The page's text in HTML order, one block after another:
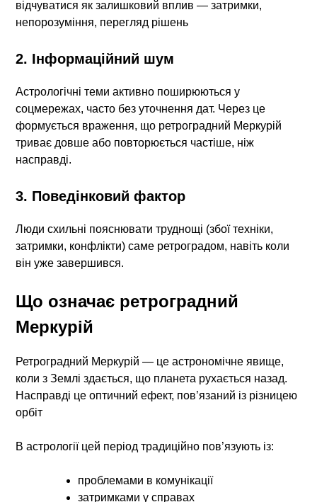
відчуватися як залишковий вплив — затримки,
непорозуміння, перегляд рішень
2. Інформаційний шум
Астрологічні теми активно поширюються у
соцмережах, часто без уточнення дат. Через це
формується враження, що ретроградний Меркурій
триває довше або повторюється частіше, ніж
насправді.
3. Поведінковий фактор
Люди схильні пояснювати труднощі (збої техніки,
затримки, конфлікти) саме ретроградом, навіть коли
він уже завершився.
Що означає ретроградний
Меркурій
Ретроградний Меркурій — це астрономічне явище,
коли з Землі здається, що планета рухається назад.
Насправді це оптичний ефект, пов’язаний із різницею
орбіт
В астрології цей період традиційно пов’язують із:
проблемами в комунікації
затримками у справах